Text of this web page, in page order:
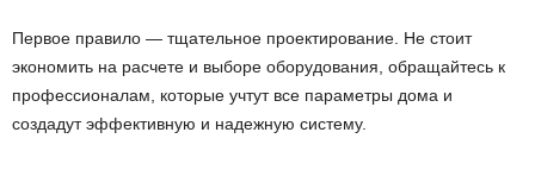
Первое правило — тщательное проектирование. Не стоит
экономить на расчете и выборе оборудования, обращайтесь к
профессионалам, которые учтут все параметры дома и
создадут эффективную и надежную систему.